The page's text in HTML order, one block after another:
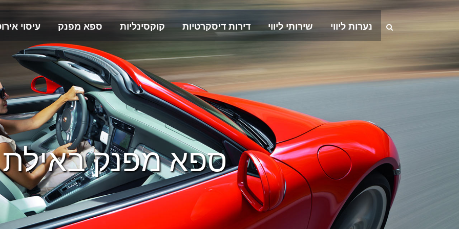
נערות ליווי שירותי ליווי דירות דיסקרטיות קוקסינליות ספא מפנק עיסוי
ספא מפנק באילת